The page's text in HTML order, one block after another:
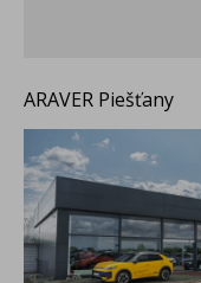
ARAVER Piešťany